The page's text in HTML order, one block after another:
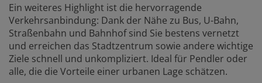
Ein weiteres Highlight ist die hervorragende
Verkehrsanbindung: Dank der Nähe zu Bus, U-Bahn,
Straßenbahn und Bahnhof sind Sie bestens vernetzt
und erreichen das Stadtzentrum sowie andere wichtige
Ziele schnell und unkompliziert. Ideal für Pendler oder
alle, die die Vorteile einer urbanen Lage schätzen.